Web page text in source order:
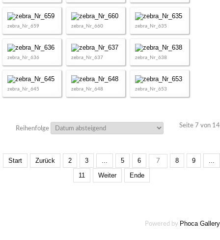
zebra_Nr_659 zebra_Nr_660 zebra_Nr_635
zebra_Nr_636 zebra_Nr_637 zebra_Nr_638
zebra_Nr_645 zebra_Nr_648 zebra_Nr_653
Reihenfolge Seite 7 von 14
Start Zurück 2 3 ... 5 6 7 8 9
...
11
Weiter Ende
Powered by Phoca Gallery